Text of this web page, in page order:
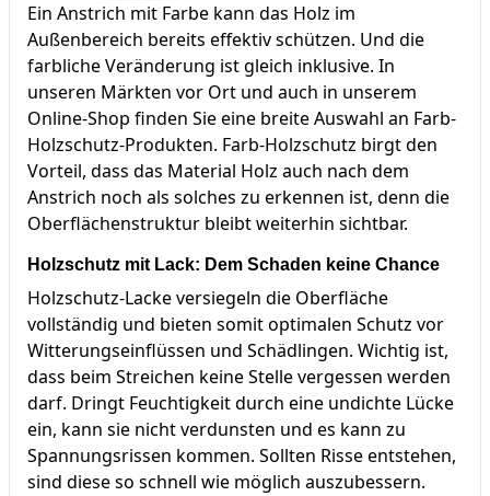
Ein Anstrich mit Farbe kann das Holz im
Außenbereich bereits effektiv schützen. Und die
farbliche Veränderung ist gleich inklusive. In
unseren Märkten vor Ort und auch in unserem
Online-Shop finden Sie eine breite Auswahl an Farb-
Holzschutz-Produkten. Farb-Holzschutz birgt den
Vorteil, dass das Material Holz auch nach dem
Anstrich noch als solches zu erkennen ist, denn die
Oberflächenstruktur bleibt weiterhin sichtbar.
Holzschutz mit Lack: Dem Schaden keine Chance
Holzschutz-Lacke versiegeln die Oberfläche
vollständig und bieten somit optimalen Schutz vor
Witterungseinflüssen und Schädlingen. Wichtig ist,
dass beim Streichen keine Stelle vergessen werden
darf. Dringt Feuchtigkeit durch eine undichte Lücke
ein, kann sie nicht verdunsten und es kann zu
Spannungsrissen kommen. Sollten Risse entstehen,
sind diese so schnell wie möglich auszubessern.